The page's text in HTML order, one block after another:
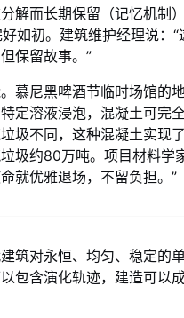
解而长期保留（记忆机制
如初。建筑维护经理说：
保留故事。”
慕尼黑啤酒节临时场馆的
定溶液浸泡，混凝土可完
不同，这种混凝土实现了
圾约80万吨。项目材料学
就优雅退场，不留负担。”
筑对永恒、均匀、稳定的
包含演化轨迹，建造可以